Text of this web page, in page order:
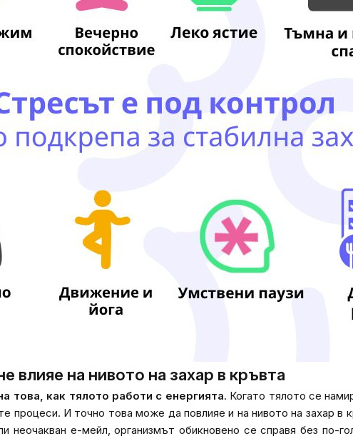
влияе на нивото на захар в кръвта
това, как тялото работи с енергията. Когато тялото се
И точно това може да повлияе и на нивото на захар в
неочакван е-мейл, организмът обикновено се справя без по-